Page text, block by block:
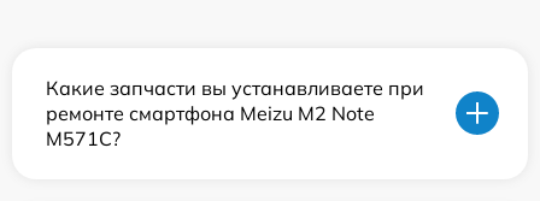
Какие запчасти вы устанавливаете при
ремонте смартфона Meizu M2 Note
M571C?